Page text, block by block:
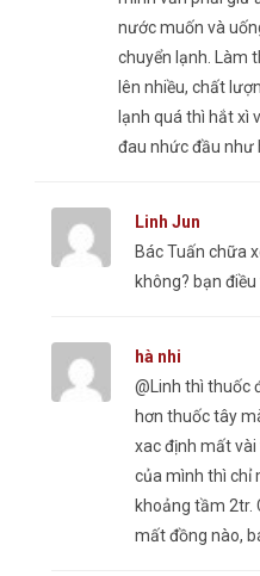
nước muốn và
chuyển lạnh. Làm
lên nhiều, chất
lạnh quá thì hắt xì
đau nhức đầu như
Linh Jun
Bác Tuấn chữa
không? bạn
hà nhi
@Linh thì thuốc
hơn thuốc tây
xac định mất
của mình thì chỉ
khoảng tầm 2tr.
mất đồng nào,